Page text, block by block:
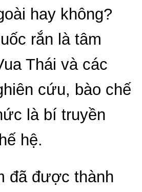
hay không?
rắn là tâm
Thái và các
cứu, bào chế
là bí truyền
hệ.
đã được thành